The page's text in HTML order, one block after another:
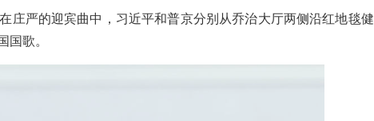
庄严的迎宾曲中，习近平和普京分别从乔治大厅两侧沿红地毯健
国歌。